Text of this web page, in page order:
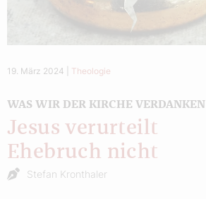
19. März 2024 Theologie
WAS WIR DER KIRCHE VERDANKEN
Jesus verurteilt
Ehebruch nicht
Stefan Kronthaler